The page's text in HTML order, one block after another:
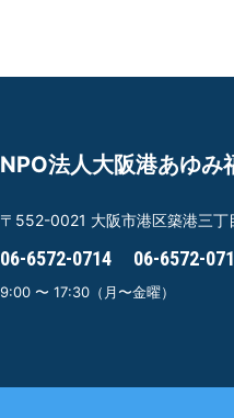
NPO法人大阪港あゆみ
〒552-0021 大阪市港区築港三
06-6572-0714 06-6572-
9:00 〜 17:30（月〜金曜）